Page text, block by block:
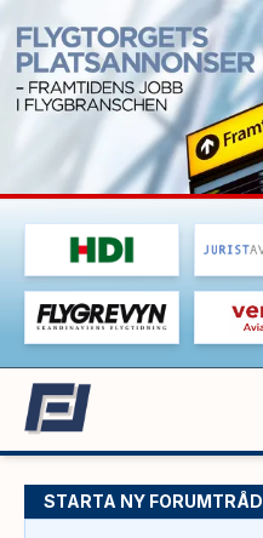
STARTA NY FORUMTRÅD